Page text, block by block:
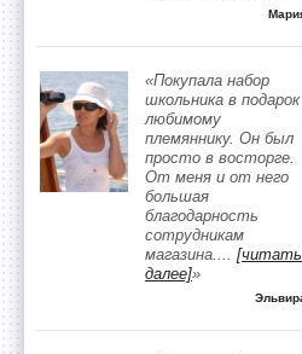
«Покупала набор
школьника в подарок
любимому
племяннику. Он был
просто в восторге.
От меня и от него
большая
благодарность
сотрудникам
магазина.... [читать
далее]»